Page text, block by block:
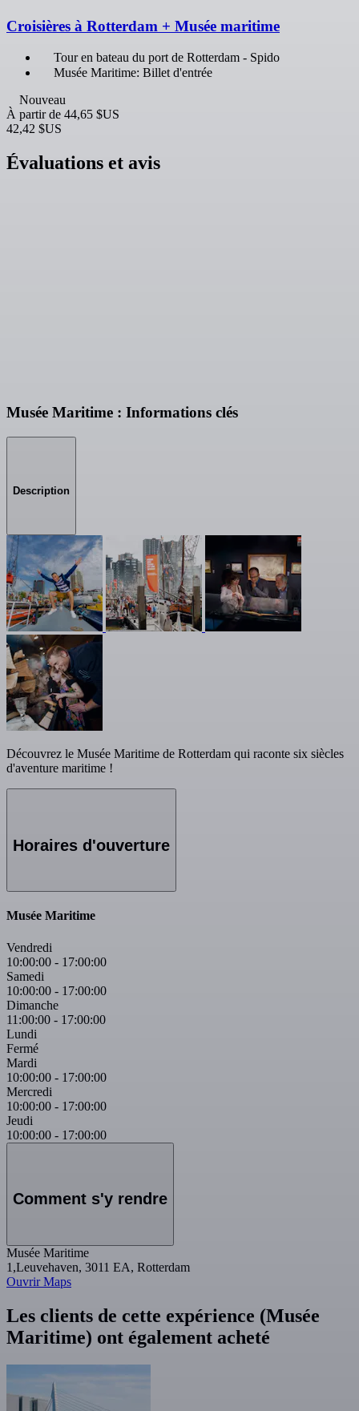
Croisières à Rotterdam + Musée maritime
Tour en bateau du port de Rotterdam - Spido
Musée Maritime: Billet d'entrée
Nouveau
À partir de 44,65 $US
42,42 $US
Évaluations et avis
Musée Maritime : Informations clés
Description
Découvrez le Musée Maritime de Rotterdam qui raconte six siècles
d'aventure maritime !
Horaires d'ouverture
Musée Maritime
Vendredi
10:00:00 - 17:00:00
Samedi
10:00:00 - 17:00:00
Dimanche
11:00:00 - 17:00:00
Lundi
Fermé
Mardi
10:00:00 - 17:00:00
Mercredi
10:00:00 - 17:00:00
Jeudi
10:00:00 - 17:00:00
Comment s'y rendre
Musée Maritime
1,Leuvehaven, 3011 EA, Rotterdam
Ouvrir Maps
Les clients de cette expérience (Musée
Maritime) ont également acheté